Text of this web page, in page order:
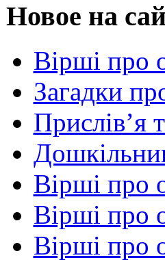
Новое на
Вірші про
Загадки
Прислів’я
Вірші про
Вірші про
Вірші про